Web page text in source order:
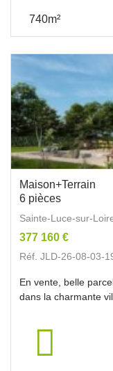
740m²
Maison+Terrain
6 pièces
Sainte-Luce-sur-
377 160 €
Réf. JLD-26-08-03-
En vente, belle
dans la charmante